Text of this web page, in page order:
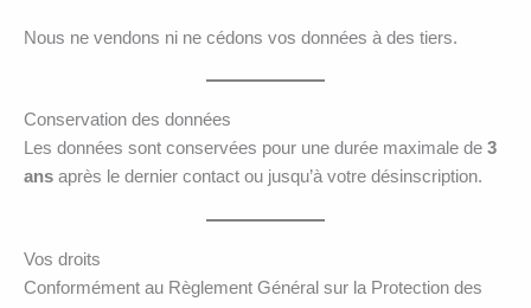
Nous ne vendons ni ne cédons vos données à des tiers.
Conservation des données
Les données sont conservées pour une durée maximale de 3
ans après le dernier contact ou jusqu’à votre désinscription.
Vos droits
Conformément au Règlement Général sur la Protection des